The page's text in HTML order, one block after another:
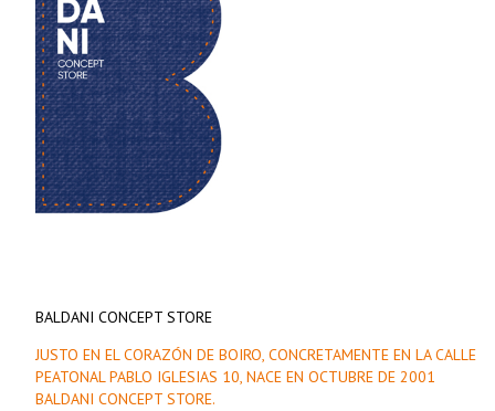
BALDANI CONCEPT STORE
JUSTO EN EL CORAZÓN DE BOIRO, CONCRETAMENTE EN LA CALLE
PEATONAL PABLO IGLESIAS 10, NACE EN OCTUBRE DE 2001
BALDANI CONCEPT STORE.